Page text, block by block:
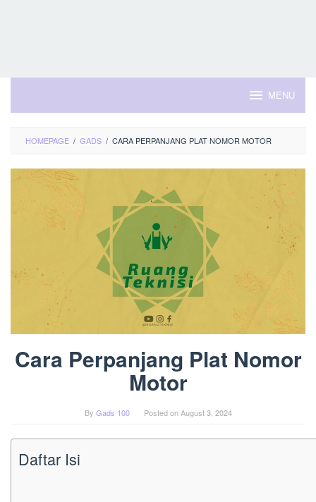
MENU
HOMEPAGE / GADS / CARA PERPANJANG PLAT NOMOR MOTOR
Cara Perpanjang Plat Nomor
Motor
By Gads 100 Posted onAugust 3, 2024
Daftar Isi